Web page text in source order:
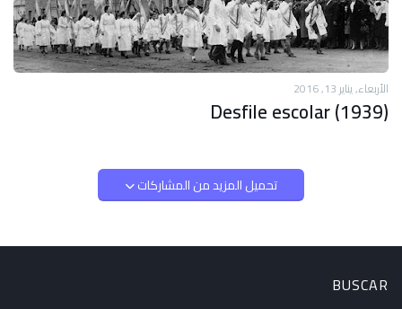
الأربعاء, يناير 13, 2016
Desfile escolar (1939)
تحميل المزيد من المشاركات
BUSCAR